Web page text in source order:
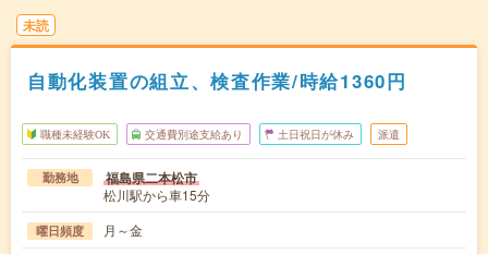
未読
自動化装置の組立、検査作業/時給1360円
職種未経験OK 交通費別途支給あり 土日祝日が休み 派遣
勤務地 福島県二本松市
松川駅から車15分
曜日頻度 月～金